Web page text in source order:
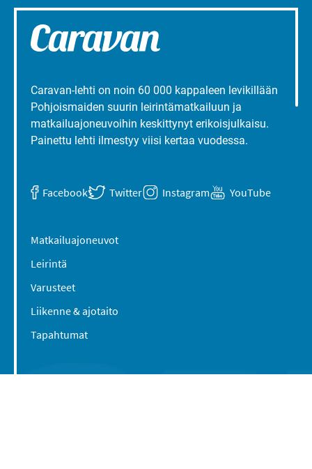
Caravan-lehti on noin 60 000 kappaleen levikillään
Pohjoismaiden suurin leirintämatkailuun ja
matkailuajoneuvoihin keskittynyt erikoisjulkaisu.
Painettu lehti ilmestyy viisi kertaa vuodessa.
Facebook Twitter Instagram YouTube
Matkailuajoneuvot
Leirintä
Varusteet
Liikenne & ajotaito
Tapahtumat